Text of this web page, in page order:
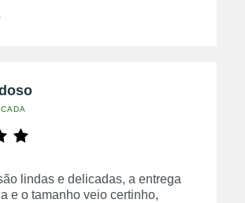
lindas e delicadas, a entrega
e o tamanho veio certinho,